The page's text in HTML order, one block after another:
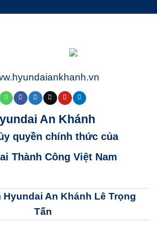
An Khánh
quyền chính thức của
Thành Công Việt Nam
Hyundai An Khánh Lê Trọng
Tấn